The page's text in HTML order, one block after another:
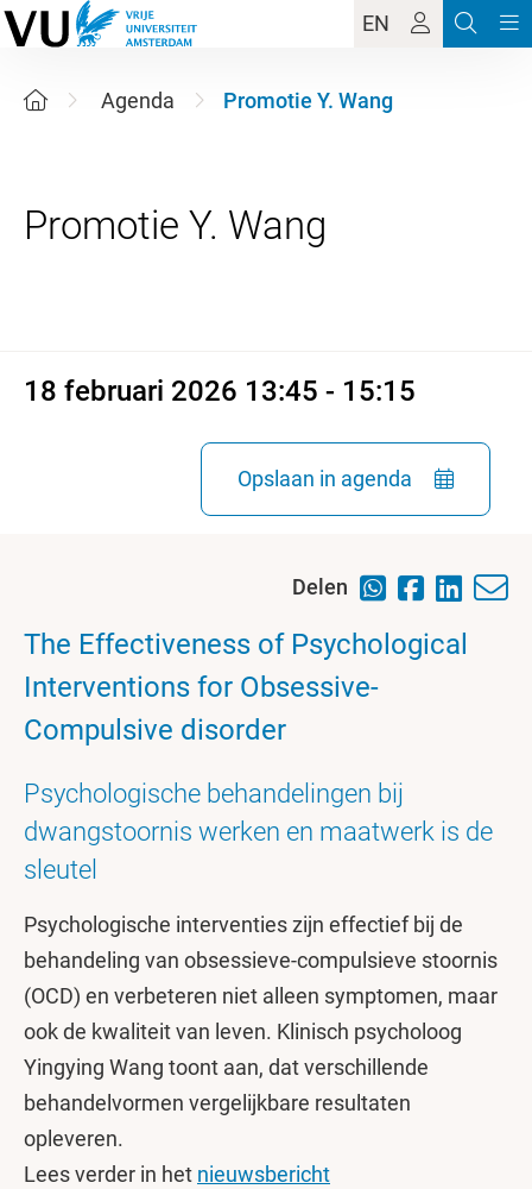
EN
Agenda Promotie Y. Wang
18 februari 2026 13:45 - 15:15
Opslaan in agenda
Delen
The Effectiveness of Psychological
Interventions for Obsessive-
Compulsive disorder
Psychologische behandelingen bij
dwangstoornis werken en maatwerk is de
sleutel
Psychologische interventies zijn effectief bij de
behandeling van obsessieve-compulsieve stoornis
(OCD) en verbeteren niet alleen symptomen, maar
ook de kwaliteit van leven. Klinisch psycholoog
Yingying Wang toont aan, dat verschillende
behandelvormen vergelijkbare resultaten
opleveren.
Lees verder in het nieuwsbericht